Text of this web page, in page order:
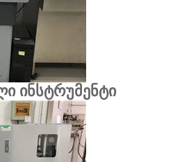
ინსტრუმენტი